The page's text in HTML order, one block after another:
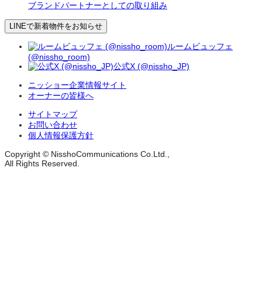
ブランドパートナーとしての取り組み
LINEで新着物件をお知らせ
ルームビュッフェ
(@nissho_room)
公式X (@nissho_JP)
ニッショー企業情報サイト
オーナーの皆様へ
サイトマップ
お問い合わせ
個人情報保護方針
Copyright © NisshoCommunications Co.Ltd.,
All Rights Reserved.